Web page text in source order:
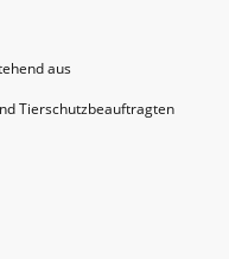
aus
Tierschutzbeauftragten